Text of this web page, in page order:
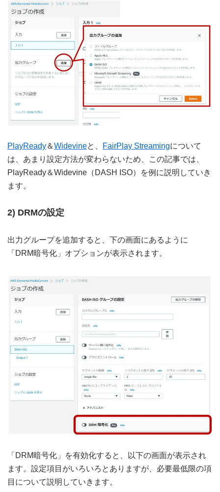
PlayReady＆Widevineと、 FairPlay Streamingについて
は、あまり設定方法が変わらないため、この記事では、
PlayReady＆Widevine（DASH ISO）を例に説明していき
ます。
2) DRMの設定
出力グループを追加すると、下の画面にあるように
「DRM暗号化」オプションが表示されます。
「DRM暗号化」を有効化すると、以下の画面が表示され
ます。設定項目がいろいろとありますが、必要最低限の項
目について説明していきます。